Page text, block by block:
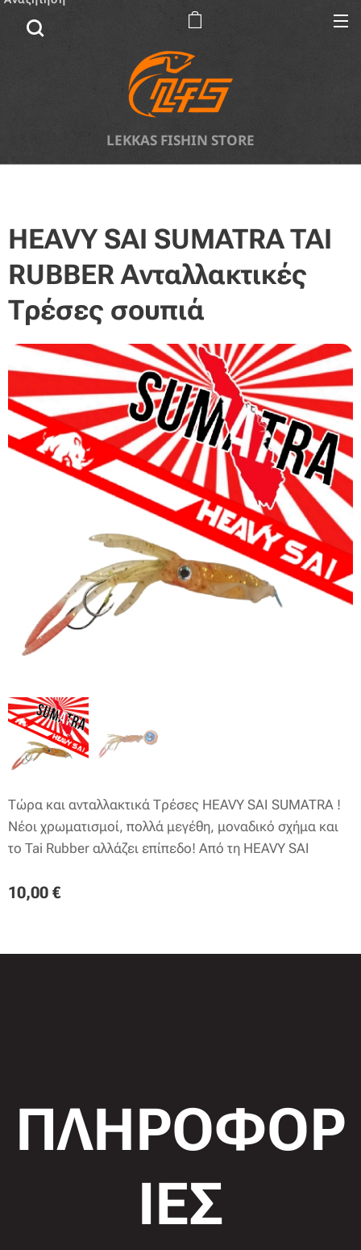
LEKKAS FISHIN STORE
HEAVY SAI SUMATRA TAI
RUBBER Ανταλλακτικές
Τρέσες σουπιά
Τώρα και ανταλλακτικά Τρέσες HEAVY SAI SUMATRA !
Νέοι χρωματισμοί, πολλά μεγέθη, μοναδικό σχήμα και
το Tai Rubber αλλάζει επίπεδο! Από τη HEAVY SAI
10,00 €
ΠΛΗΡΟΦΟΡ
ΙΕΣ